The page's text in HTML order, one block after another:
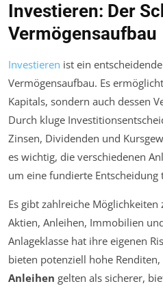
Investieren: Der
Vermögensaufbau
Investieren ist ein
Vermögensaufbau. Es
Kapitals, sondern auch dessen
Durch kluge
Zinsen, Dividenden und
es wichtig, die verschiedenen
um eine fundierte Entscheidung
Es gibt zahlreiche
Aktien, Anleihen, Immobilien
Anlageklasse hat ihre eigenen
bieten potenziell hohe
Anleihen gelten als sicherer,